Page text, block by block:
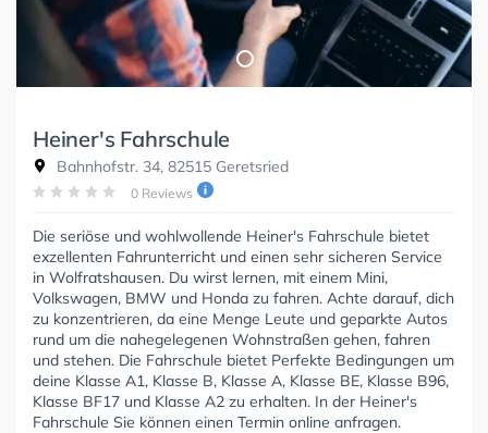
Heiner's Fahrschule
Bahnhofstr. 34, 82515 Geretsried
0 Reviews
Die seriöse und wohlwollende Heiner's Fahrschule bietet
exzellenten Fahrunterricht und einen sehr sicheren Service
in Wolfratshausen. Du wirst lernen, mit einem Mini,
Volkswagen, BMW und Honda zu fahren. Achte darauf, dich
zu konzentrieren, da eine Menge Leute und geparkte Autos
rund um die nahegelegenen Wohnstraßen gehen, fahren
und stehen. Die Fahrschule bietet Perfekte Bedingungen um
deine Klasse A1, Klasse B, Klasse A, Klasse BE, Klasse B96,
Klasse BF17 und Klasse A2 zu erhalten. In der Heiner's
Fahrschule Sie können einen Termin online anfragen.